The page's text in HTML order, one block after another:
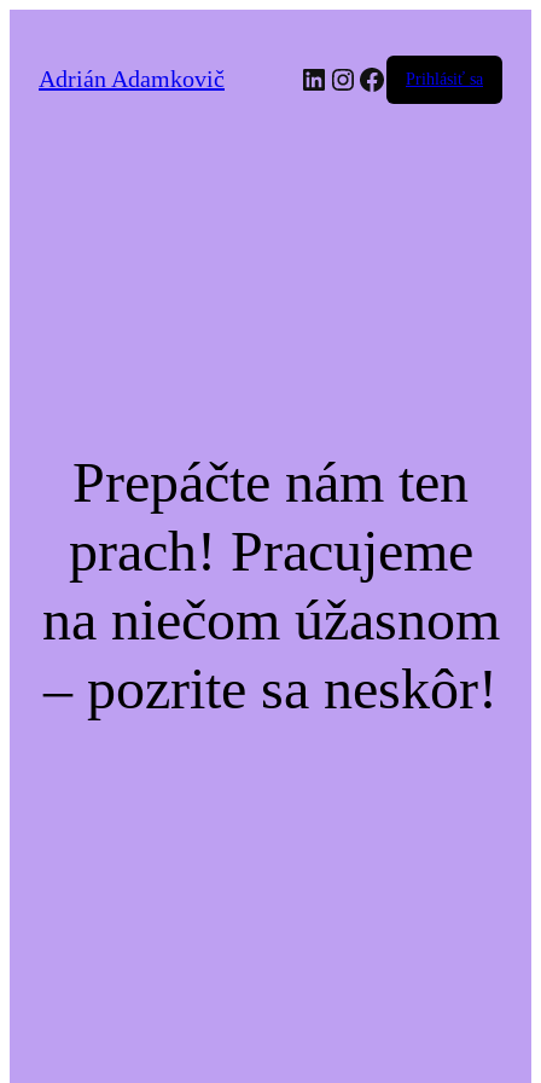
Adrián Adamkovič LinkedIn
Instagram
Facebook
Prihlásiť sa
Prepáčte nám ten
prach! Pracujeme
na niečom úžasnom
– pozrite sa neskôr!